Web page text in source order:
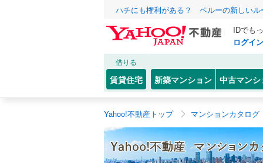
ハチにも権利がある？ ペルーの新しいル
IDでも
ログイン
借りる
賃貸住宅 新築マンション 中古マンシ
Yahoo!不動産トップ マンションカタログ